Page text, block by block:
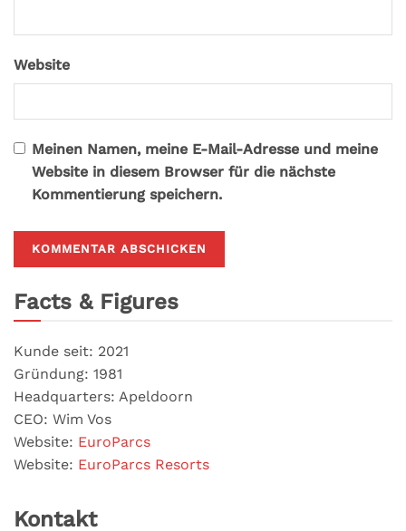
Website
Meinen Namen, meine E-Mail-Adresse und meine
Website in diesem Browser für die nächste
Kommentierung speichern.
Facts & Figures
Kunde seit: 2021
Gründung: 1981
Headquarters: Apeldoorn
CEO: Wim Vos
Website: EuroParcs
Website: EuroParcs Resorts
Kontakt